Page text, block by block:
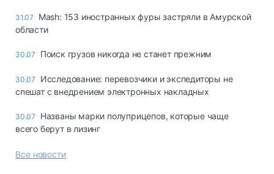
31.07
Mash: 153 иностранных фуры застряли в Амурской
области
30.07 Поиск грузов никогда не станет прежним
30.07
Исследование: перевозчики и экспедиторы не
спешат с внедрением электронных накладных
30.07
Названы марки полуприцепов, которые чаще
всего берут в лизинг
Все новости